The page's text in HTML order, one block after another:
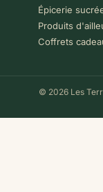
Épicerie
Produits
Coffrets
© 2026 Les